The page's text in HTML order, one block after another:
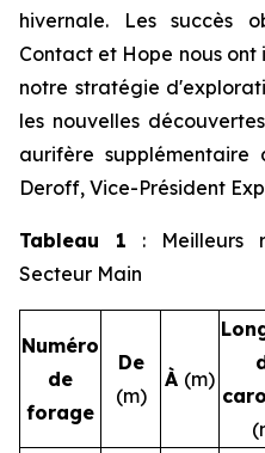
hivernale. Les succès
Contact et Hope nous
notre stratégie
les nouvelles
aurifère
Deroff, Vice-Président
Tableau 1 : Meilleurs
Secteur Main
Numéro
de
forage
De
(m)
À (m)